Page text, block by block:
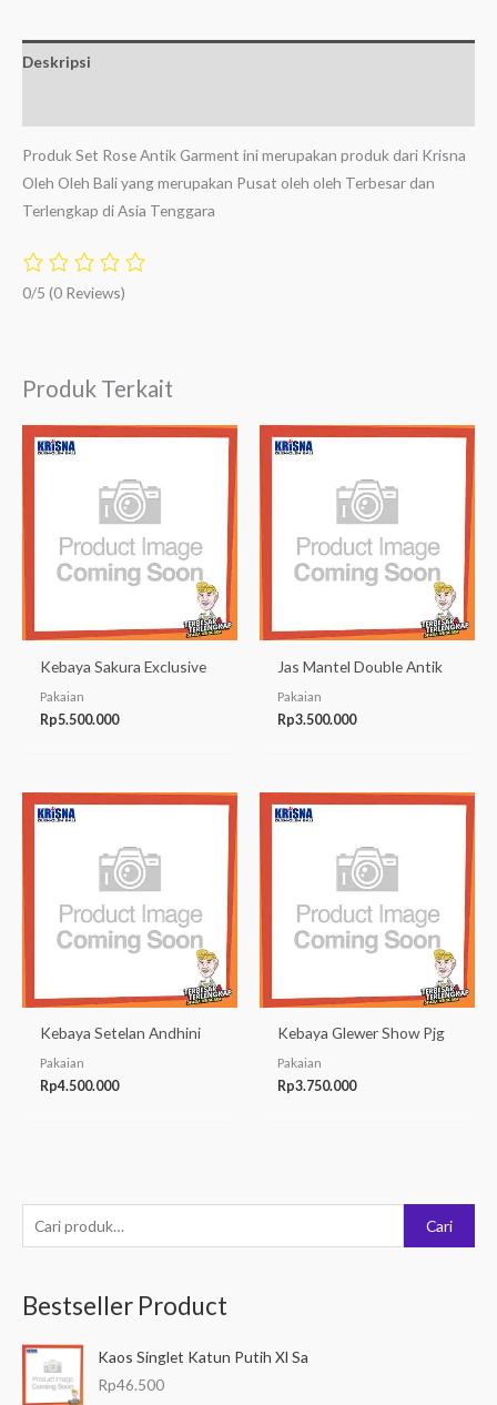
e
c
Cari
Bestseller Product
Kaos Singlet Katun Putih Xl Sa
Rp46.500
Deskripsi
Produk Set Rose Antik Garment ini merupakan produk dari Krisna
Oleh Oleh Bali yang merupakan Pusat oleh oleh Terbesar dan
Terlengkap di Asia Tenggara
0/5 (0 Reviews)
Produk Terkait
Kebaya Sakura Exclusive
Pakaian
Rp5.500.000
Jas Mantel Double Antik
Pakaian
Rp3.500.000
Kebaya Setelan Andhini
Pakaian
Rp4.500.000
Kebaya Glewer Show Pjg
Pakaian
Rp3.750.000